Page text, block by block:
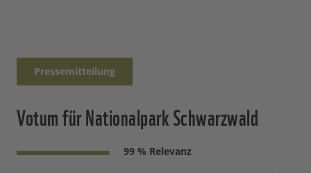
Pressemitteilung
Votum für Nationalpark Schwarzwald
99 % Relevanz